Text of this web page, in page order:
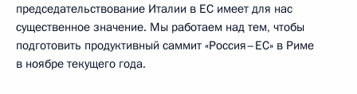
председательствование Италии в ЕС имеет для нас
существенное значение. Мы работаем над тем, чтобы
подготовить продуктивный саммит «Россия–ЕС» в Риме
в ноябре текущего года.